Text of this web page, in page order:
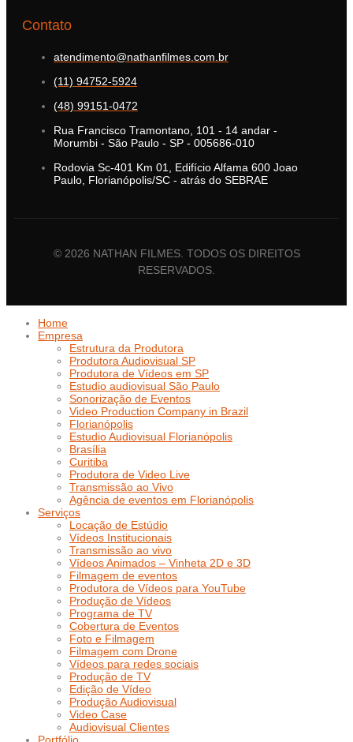
Contato
atendimento@nathanfilmes.com.br
(11) 94752-5924
(48) 99151-0472
Rua Francisco Tramontano, 101 - 14 andar -
Morumbi - São Paulo - SP - 005686-010
Rodovia Sc-401 Km 01, Edifício Alfama 600 Joao
Paulo, Florianópolis/SC - atrás do SEBRAE
© 2026 NATHAN FILMES. TODOS OS DIREITOS
RESERVADOS.
Home
Empresa
Estrutura da Produtora
Produtora Audiovisual SP
Produtora de Vídeos em SP
Estudio audiovisual São Paulo
Sonorização de Eventos
Video Production Company in Brazil
Florianópolis
Estudio Audiovisual Florianópolis
Brasília
Curitiba
Produtora de Video Live
Transmissão ao Vivo
Agência de eventos em Florianópolis
Serviços
Locação de Estúdio
Vídeos Institucionais
Transmissão ao vivo
Vídeos Animados – Vinheta 2D e 3D
Filmagem de eventos
Produtora de Vídeos para YouTube
Produção de Vídeos
Programa de TV
Cobertura de Eventos
Foto e Filmagem
Filmagem com Drone
Vídeos para redes sociais
Produção de TV
Edição de Vídeo
Produção Audiovisual
Video Case
Audiovisual Clientes
Portfólio